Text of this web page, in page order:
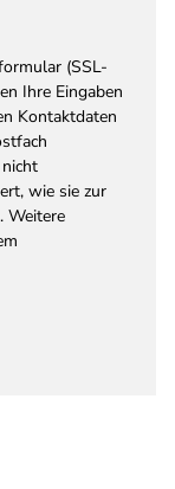
(SSL-
Ihre Eingaben
Kontaktdaten
wie sie zur
Weitere